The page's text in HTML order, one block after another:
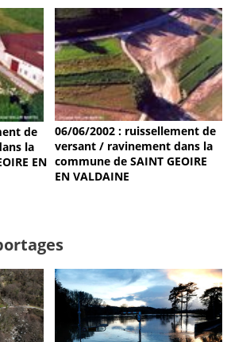
de
la
EN
06/06/2002 : ruissellement de
versant / ravinement dans la
commune de SAINT GEOIRE
EN VALDAINE